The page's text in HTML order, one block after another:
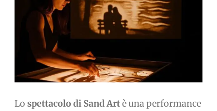
Lo spettacolo di Sand Artè una performance